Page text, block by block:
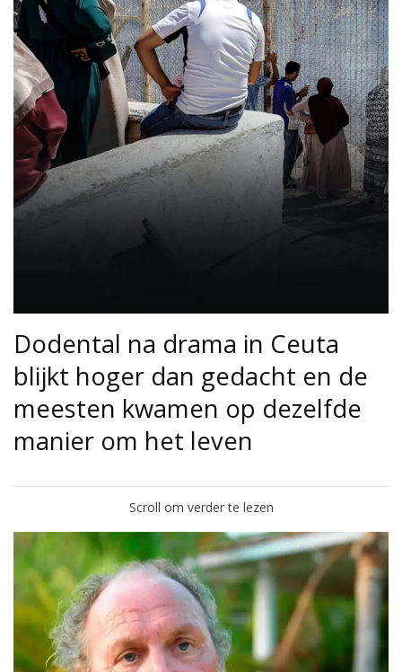
Dodental na drama in Ceuta
blijkt hoger dan gedacht en de
meesten kwamen op dezelfde
manier om het leven
Scroll om verder te lezen